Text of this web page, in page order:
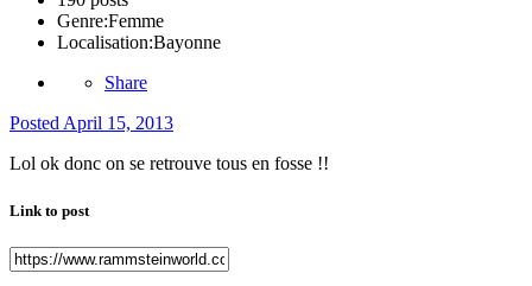
Genre:Femme
Localisation:Bayonne
Share
Posted April 15, 2013
Lol ok donc on se retrouve tous en fosse !!
Link to post